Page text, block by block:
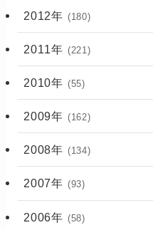
2012年 (180)
2011年 (221)
2010年 (55)
2009年 (162)
2008年 (134)
2007年 (93)
2006年 (58)